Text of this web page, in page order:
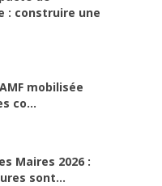
: construire une
mobilisée
co...
Maires 2026 :
sont...